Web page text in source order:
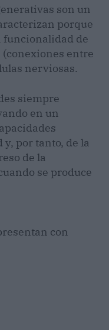
son un
porque
funcionalidad de
entre
nerviosas.
siempre
en un
por tanto, de la
de la
se produce
con